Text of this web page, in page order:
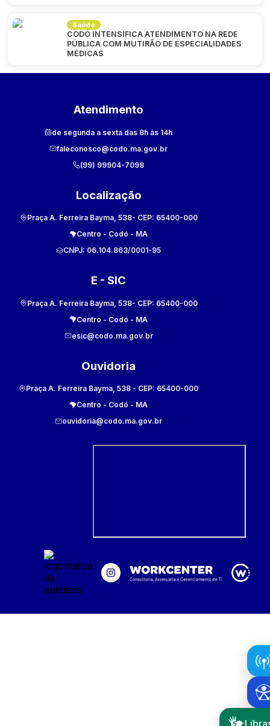
Saúde
CODÓ INTENSIFICA ATENDIMENTO NA REDE
PÚBLICA COM MUTIRÃO DE ESPECIALIDADES
MÉDICAS
Atendimento
de segunda a sexta das 8h às 14h
faleconosco@codo.ma.gov.br
(99) 99904-7098
Localização
Praça A. Ferreira Bayma, 538- CEP: 65400-000
Centro - Codó - MA
CNPJ: 06.104.863/0001-95
E - SIC
Praça A. Ferreira Bayma, 538- CEP: 65400-000
Centro - Codó - MA
esic@codo.ma.gov.br
Ouvidoria
Praça A. Ferreira Bayma, 538 - CEP: 65400-000
Centro - Codó - MA
ouvidoria@codo.ma.gov.br